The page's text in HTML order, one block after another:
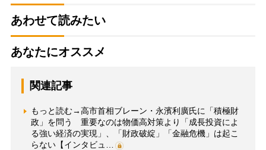
あわせて読みたい
あなたにオススメ
関連記事
もっと読む→高市首相ブレーン・永濱利廣氏に「積極財
政」を問う 重要なのは物価高対策より「成長投資によ
る強い経済の実現」、「財政破綻」「金融危機」は起こ
らない【インタビュ…